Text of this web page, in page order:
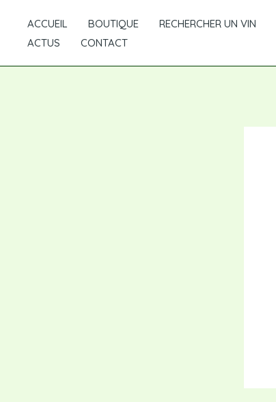
contenu
ACCUEIL BOUTIQUE RECHERCHER UN VIN
ACTUS
CONTACT